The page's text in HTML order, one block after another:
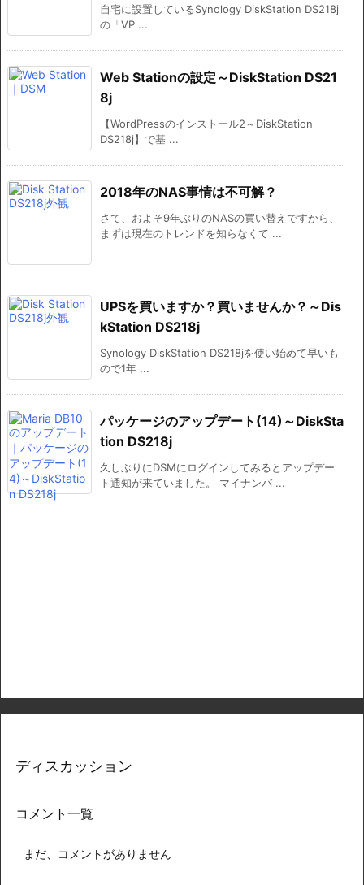
自宅に設置しているSynology DiskStation DS218j
の「VP ...
Web Stationの設定～DiskStation DS21
8j
【WordPressのインストール2～DiskStation
DS218j】で基 ...
2018年のNAS事情は不可解？
さて、およそ9年ぶりのNASの買い替えですから、
まずは現在のトレンドを知らなくて ...
UPSを買いますか？買いませんか？～Dis
kStation DS218j
Synology DiskStation DS218jを使い始めて早いも
ので1年 ...
パッケージのアップデート(14)～DiskSta
tion DS218j
久しぶりにDSMにログインしてみるとアップデー
ト通知が来ていました。 マイナンバ ...
ディスカッション
コメント一覧
まだ、コメントがありません